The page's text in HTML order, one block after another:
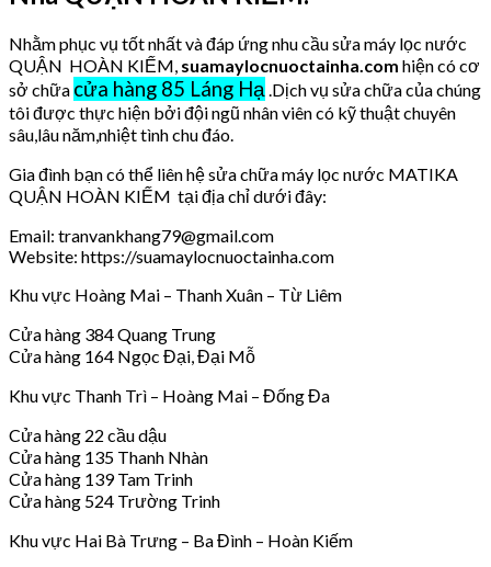
Nhằm phục vụ tốt nhất và đáp ứng nhu cầu sửa máy lọc nước
QUẬN HOÀN KIẾM, suamaylocnuoctainha.com hiện có cơ
sở chữa cửa hàng 85 Láng Hạ .Dịch vụ sửa chữa của chúng
tôi được thực hiện bởi đội ngũ nhân viên có kỹ thuật chuyên
sâu,lâu năm,nhiệt tình chu đáo.
Gia đình bạn có thể liên hệ sửa chữa máy lọc nước MATIKA
QUẬN HOÀN KIẾM tại địa chỉ dưới đây:
Email: tranvankhang79@gmail.com
Website: https://suamaylocnuoctainha.com
Khu vực Hoàng Mai – Thanh Xuân – Từ Liêm
Cửa hàng 384 Quang Trung
Cửa hàng 164 Ngọc Đại, Đại Mỗ
Khu vực Thanh Trì – Hoàng Mai – Đống Đa
Cửa hàng 22 cầu dậu
Cửa hàng 135 Thanh Nhàn
Cửa hàng 139 Tam Trinh
Cửa hàng 524 Trường Trinh
Khu vực Hai Bà Trưng – Ba Đình – Hoàn Kiếm